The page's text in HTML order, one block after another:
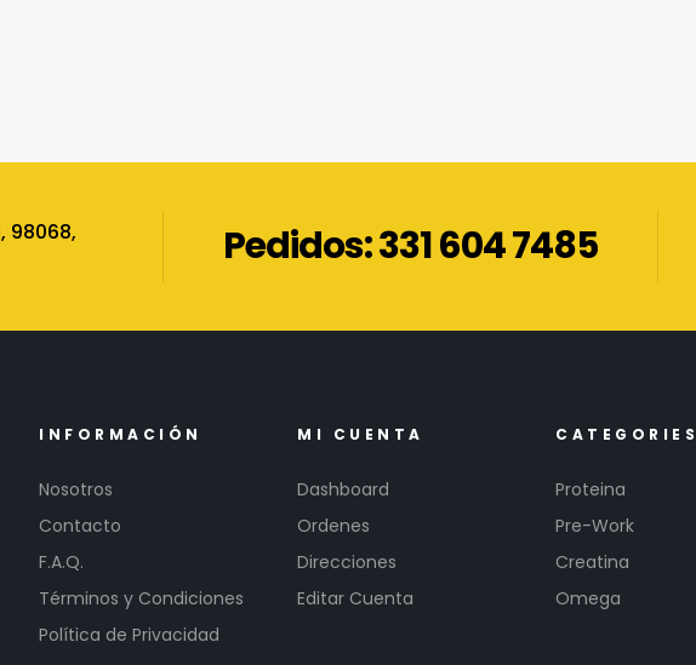
98068,
Pedidos: 331 604 7485
INFORMACIÓN
Nosotros
Contacto
F.A.Q.
Términos y Condiciones
Política de Privacidad
MI CUENTA
Dashboard
Ordenes
Direcciones
Editar Cuenta
CATEGORIES
Proteina
Pre-Work
Creatina
Omega